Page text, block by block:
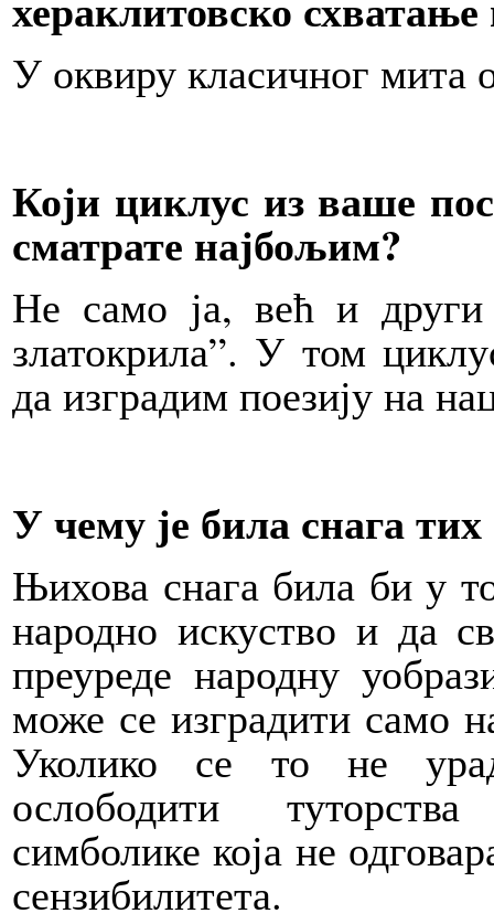
У оквиру класичног
Који циклус из ваше
сматрате најбољим?
Не само ја, већ и други
златокрила”. У том
да изградим поезију на
У чему је била снага
Њихова снага била би у
народно искуство и да
преуреде народну
може се изградити само
Уколико се то не
ослободити
симболике која не
сензибилитета.